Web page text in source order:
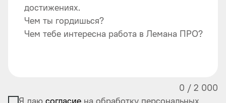
достижениях.
Чем ты гордишься?
Чем тебе интересна работа в Лемана ПРО?
0 / 2 000
Я даю согласие на обработку персональных